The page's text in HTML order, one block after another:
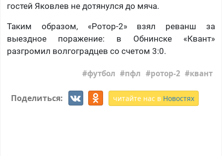
гостей Яковлев не дотянулся до мяча.
Таким образом, «Ротор-2» взял реванш за
выездное поражение: в Обнинске «Квант»
разгромил волгоградцев со счетом 3:0.
футбол пфл ротор-2 квант
Поделиться: читайте нас в Новостях